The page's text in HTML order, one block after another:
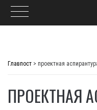
Главпост > проектная
ПРОЕКТНАЯ